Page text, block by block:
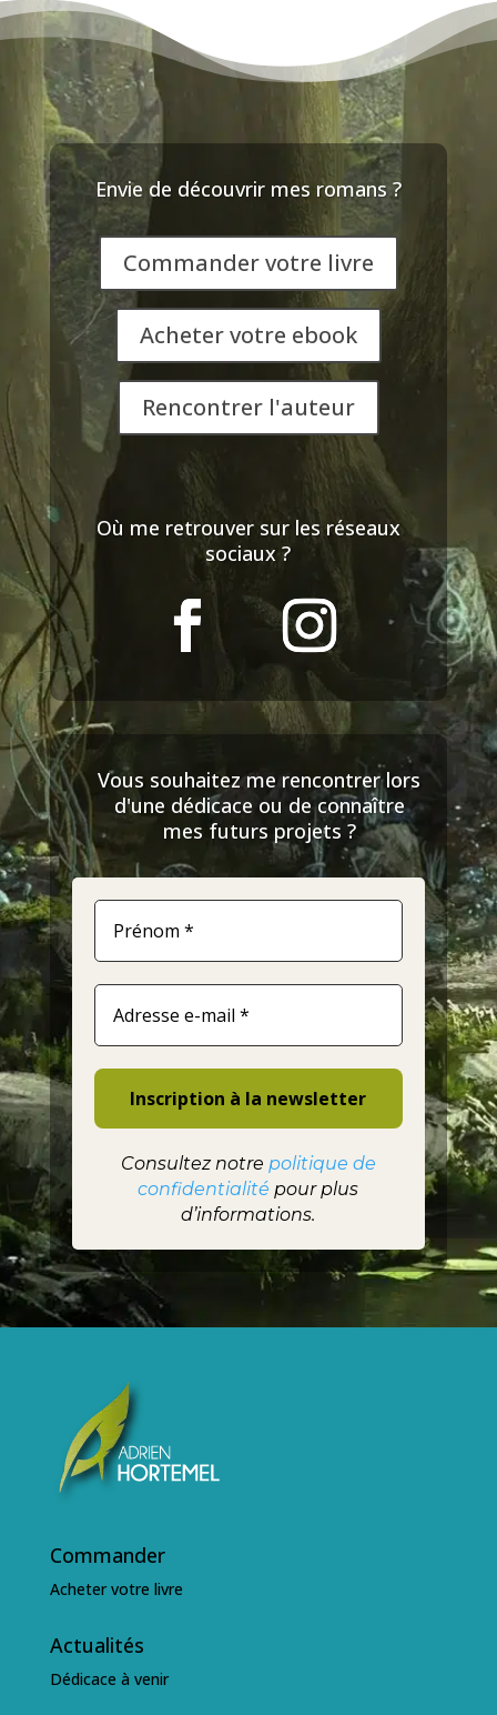
Envie de découvrir mes romans ?
Commander votre livre
Acheter votre ebook
Rencontrer l'auteur
Où me retrouver sur les réseaux
sociaux ?
Vous souhaitez me rencontrer lors
d'une dédicace ou de connaître
mes futurs projets ?
Consultez notre politique de
confidentialité pour plus
d’informations.
Commander
Acheter votre livre
Actualités
Dédicace à venir